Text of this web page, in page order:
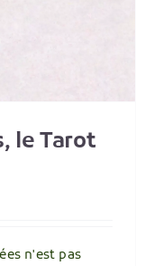
le Tarot
n'est pas